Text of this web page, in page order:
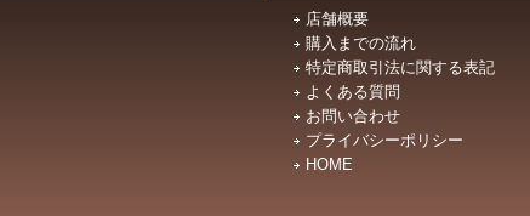
店舗概要
購入までの流れ
特定商取引法に関する表記
よくある質問
お問い合わせ
プライバシーポリシー
HOME